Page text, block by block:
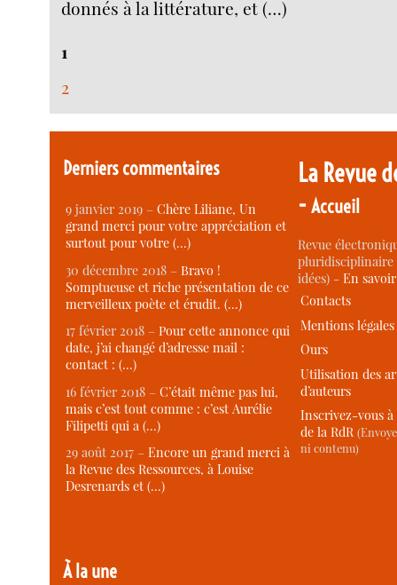
donnés à la littérature, et (…)
1
2
Derniers commentaires
9 janvier 2019 –Chère Liliane, Un
grand merci pour votre appréciation et
surtout pour votre (…)
30 décembre 2018 –Bravo !
Somptueuse et riche présentation de ce
merveilleux poète et érudit. (…)
17 février 2018 –Pour cette annonce qui
date, j’ai changé d’adresse mail :
contact : (…)
16 février 2018 –C’était même pas lui,
mais c’est tout comme : c’est Aurélie
Filipetti qui a (…)
29 août 2017 –Encore un grand merci à
la Revue des Ressources, à Louise
Desrenards et (…)
À la une
La Revue
-Accueil
Revue
idées) -En
Contacts
Mentions légales
Ours
Utilisation des
d’auteurs
Inscrivez-vous
de la RdR
ni contenu)